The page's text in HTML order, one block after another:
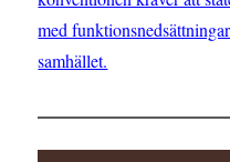
med
samhället.